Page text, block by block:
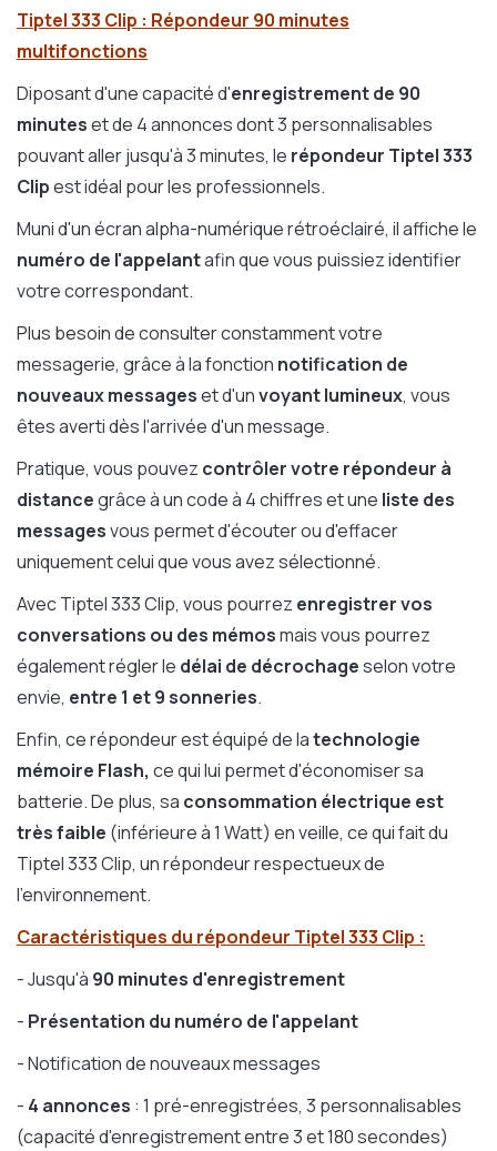
Tiptel 333 Clip : Répondeur 90 minutes
multifonctions
Diposant d'une capacité d'enregistrement de 90
minuteset de 4 annonces dont 3 personnalisables
pouvant aller jusqu'à 3 minutes, le répondeur Tiptel 333
Clipest idéal pour les professionnels.
Muni d'un écran alpha-numérique rétroéclairé, il affiche le
numéro de l'appelantafin que vous puissiez identifier
votre correspondant.
Plus besoin de consulter constamment votre
messagerie, grâce à la fonction notification de
nouveaux messageset d'unvoyant lumineux, vous
êtes averti dès l'arrivée d'un message.
Pratique, vous pouvez contrôler votre répondeur à
distancegrâce à un code à 4 chiffres et une liste des
messagesvous permet d'écouter ou d'effacer
uniquement celui que vous avez sélectionné.
Avec Tiptel 333 Clip, vous pourrez enregistrer vos
conversations ou des mémosmais vous pourrez
également régler le délai de décrochageselon votre
envie, entre 1 et 9 sonneries.
Enfin, ce répondeur est équipé de latechnologie
mémoire Flash, ce qui lui permet d'économiser sa
batterie. De plus, sa consommation électrique est
très faible (inférieure à 1 Watt) en veille, ce qui fait du
Tiptel 333 Clip, un répondeur respectueux de
l'environnement.
Caractéristiques du répondeur Tiptel 333 Clip :
- Jusqu'à 90 minutes d'enregistrement
- Présentation du numéro de l'appelant
- Notification de nouveaux messages
- 4 annonces : 1 pré-enregistrées, 3 personnalisables
(capacité d'enregistrement entre 3 et 180 secondes)